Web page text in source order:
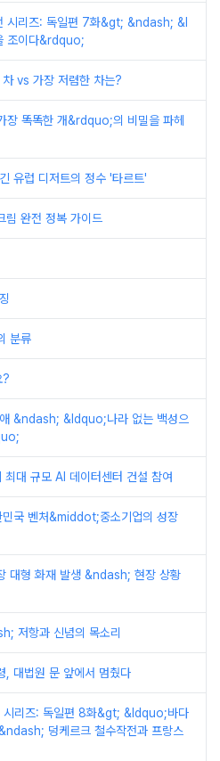
시리즈: 독일편 7화&gt; &ndash; &l
조이다&rdquo;
vs 가장 저렴한 차는?
장 똑똑한 개&rdquo;의 비밀을 파헤
유럽 디저트의 정수 '타르트'
림 완전 정복 가이드
분류
?
&ndash; &ldquo;나라 없는 백성으
대 규모 AI 데이터센터 건설 참여
민국 벤처&middot;중소기업의 성장
대형 화재 발생 &ndash; 현장 상황
저항과 신념의 목소리
, 대법원 문 앞에서 멈췄다
시리즈: 독일편 8화&gt; &ldquo;바다
덩케르크 철수작전과 프랑스